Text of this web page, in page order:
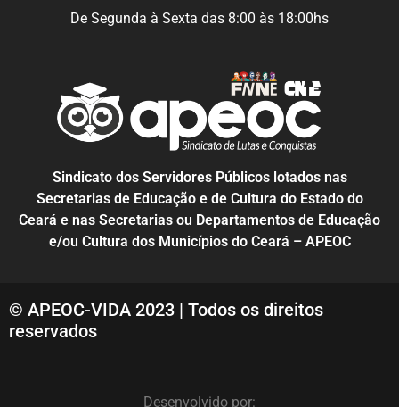
De Segunda à Sexta das 8:00 às 18:00hs
Sindicato dos Servidores Públicos lotados nas
Secretarias de Educação e de Cultura do Estado do
Ceará e nas Secretarias ou Departamentos de Educação
e/ou Cultura dos Municípios do Ceará – APEOC
© APEOC-VIDA 2023 | Todos os direitos
reservados
Desenvolvido por: